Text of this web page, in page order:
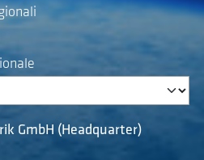
GmbH (Headquarter)